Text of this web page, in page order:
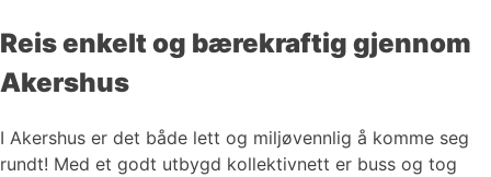
Reis enkelt og bærekraftig gjennom
Akershus
I Akershus er det både lett og miljøvennlig å komme seg
rundt! Med et godt utbygd kollektivnett er buss og tog